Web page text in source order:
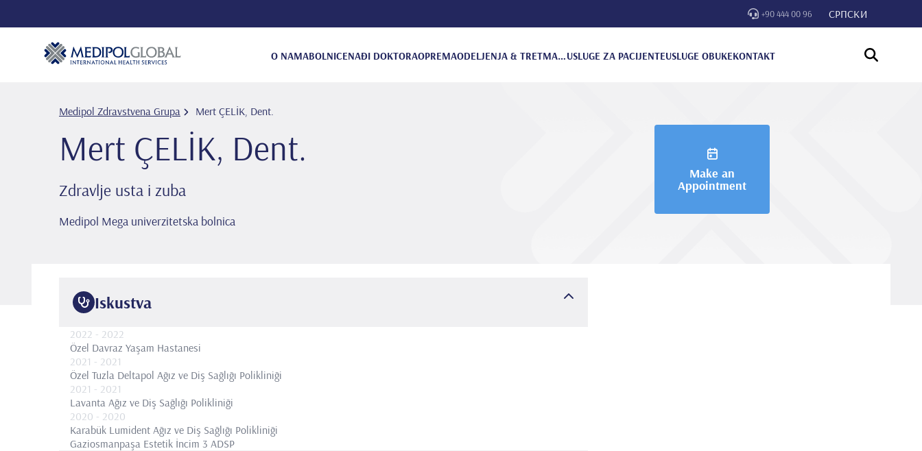
+90 444 00 96 СРПСКИ
O NAMABOLNICENAĐI DOKTORAOPREMA ODELJENJA & TRETMANIUSLUGE ZA PACIJENTEUSLUGE OBUKEKONTAKT
Medipol Zdravstvena Grupa Mert ÇELİK, Dent.
Mert ÇELİK, Dent.
Zdravlje usta i zuba
Medipol Mega univerzitetska bolnica
Make an
Appointment
Iskustva
2022 - 2022
Özel Davraz Yaşam Hastanesi
2021 - 2021
Özel Tuzla Deltapol Ağız ve Diş Sağlığı Polikliniği
2021 - 2021
Lavanta Ağız ve Diş Sağlığı Polikliniği
2020 - 2020
Karabük Lumident Ağız ve Diş Sağlığı Polikliniği
Gaziosmanpaşa Estetik İncim 3 ADSP